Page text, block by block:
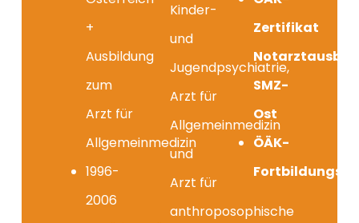
+
Ausbildung
zum
Arzt für
Allgemeinmedizin
1996-
2006
Kinder-
und
Jugendpsychiatrie,
Arzt für
Allgemeinmedizin
und
Arzt für
anthroposophische
Zertifikat
SMZ-
Ost
ÖÄK-